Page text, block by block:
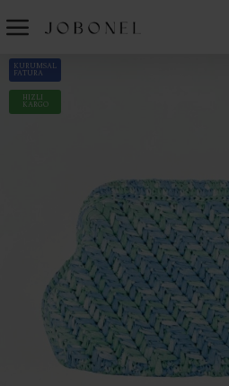
KURUMSAL
FATURA
HIZLI
KARGO